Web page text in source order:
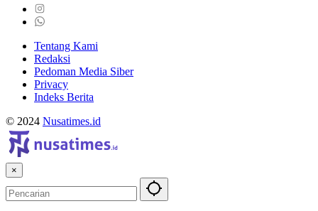
Tentang Kami
Redaksi
Pedoman Media Siber
Privacy
Indeks Berita
© 2024 Nusatimes.id
×